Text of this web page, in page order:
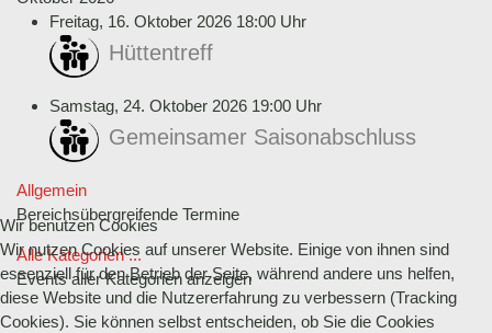
Freitag, 16. Oktober 2026 18:00 Uhr
Hüttentreff
Samstag, 24. Oktober 2026 19:00 Uhr
Gemeinsamer Saisonabschluss
Limite der Paginierungsliste
Allgemein
Bereichsübergreifende Termine
Alle Kategorien ...
Events aller Kategorien anzeigen
Wir benutzen Cookies
Wir nutzen Cookies auf unserer Website. Einige von ihnen sind
essenziell für den Betrieb der Seite, während andere uns helfen,
diese Website und die Nutzererfahrung zu verbessern (Tracking
Cookies). Sie können selbst entscheiden, ob Sie die Cookies